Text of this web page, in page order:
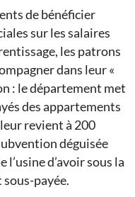
de bénéficier
sur les salaires
les patrons
dans leur «
: le département met
des appartements
revient à 200
déguisée
d’avoir sous la
payée.